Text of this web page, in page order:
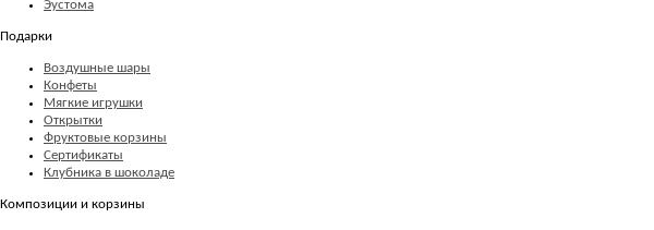
Эустома
Подарки
Воздушные шары
Конфеты
Мягкие игрушки
Открытки
Фруктовые корзины
Сертификаты
Клубника в шоколаде
Композиции и корзины